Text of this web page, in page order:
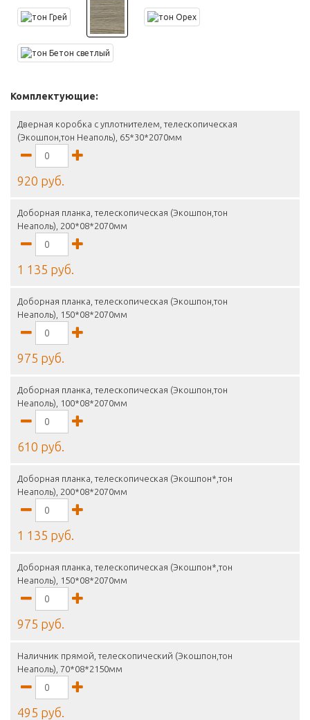
Комплектующие:
Дверная коробка с уплотнителем, телескопическая
(Экошпон,тон Неаполь), 65*30*2070мм
920 руб.
Доборная планка, телескопическая (Экошпон,тон
Неаполь), 200*08*2070мм
1 135 руб.
Доборная планка, телескопическая (Экошпон,тон
Неаполь), 150*08*2070мм
975 руб.
Доборная планка, телескопическая (Экошпон,тон
Неаполь), 100*08*2070мм
610 руб.
Доборная планка, телескопическая (Экошпон*,тон
Неаполь), 200*08*2070мм
1 135 руб.
Доборная планка, телескопическая (Экошпон*,тон
Неаполь), 150*08*2070мм
975 руб.
Наличник прямой, телескопический (Экошпон,тон
Неаполь), 70*08*2150мм
495 руб.